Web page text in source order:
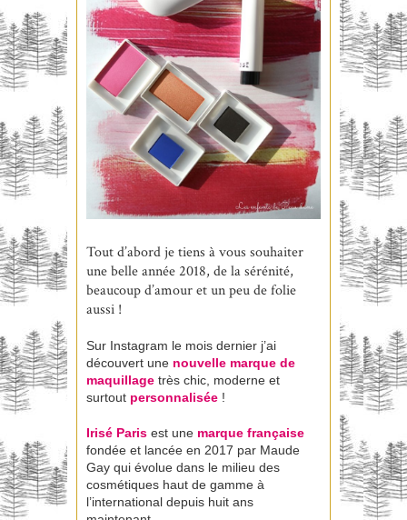
Tout d’abord je tiens à vous souhaiter
une belle année 2018, de la sérénité,
beaucoup d’amour et un peu de folie
aussi !
Sur Instagram le mois dernier j’ai
découvert une nouvelle marque de
maquillage très chic, moderne et
surtout personnalisée !
Irisé Paris est une marque française
fondée et lancée en 2017 par Maude
Gay qui évolue dans le milieu des
cosmétiques haut de gamme à
l’international depuis huit ans